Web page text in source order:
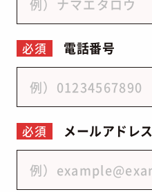
必須 電話番号
必須 メールアドレス